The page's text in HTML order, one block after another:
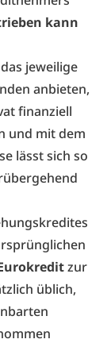
kann
jeweilige
anbieten,
finanziell
und mit dem
lässt sich so
zur
üblich,